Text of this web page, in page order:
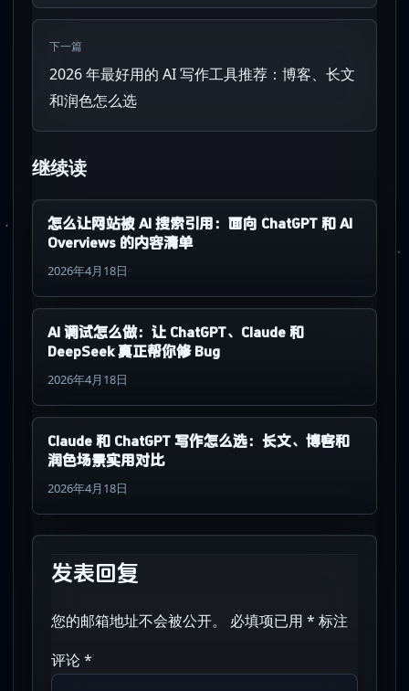
下一篇
2026 年最好用的 AI 写作工具推荐：博客、长文
和润色怎么选
继续读
怎么让网站被 AI 搜索引用：面向 ChatGPT 和 AI
Overviews 的内容清单
2026年4月18日
AI 调试怎么做：让 ChatGPT、Claude 和
DeepSeek 真正帮你修 Bug
2026年4月18日
Claude 和 ChatGPT 写作怎么选：长文、博客和
润色场景实用对比
2026年4月18日
发表回复
您的邮箱地址不会被公开。 必填项已用 * 标注
评论*